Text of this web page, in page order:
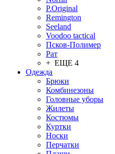
P.Original
Remington
Seeland
Voodoo tactical
Псков-Полимер
Рат
+ ЕЩЕ 4
Одежда
Брюки
Комбинезоны
Головные уборы
Жилеты
Костюмы
Куртки
Носки
Перчатки